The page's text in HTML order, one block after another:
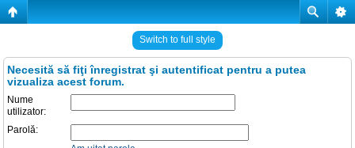
Switch to full style
Necesită să fiţi înregistrat şi autentificat pentru a putea
vizualiza acest forum.
Nume
utilizator:
Parolă: